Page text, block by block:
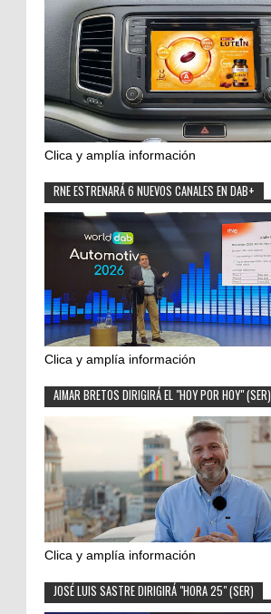
Clica y amplía información
RNE ESTRENARÁ 6 NUEVOS CANALES EN DAB+
Clica y amplía información
AIMAR BRETOS DIRIGIRÁ EL "HOY POR HOY" (SER)
Clica y amplía información
JOSÉ LUIS SASTRE DIRIGIRÁ "HORA 25" (SER)